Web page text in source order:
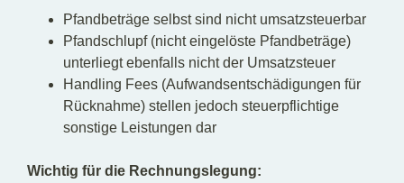
Pfandbeträge selbst sind nicht umsatzsteuerbar
Pfandschlupf (nicht eingelöste Pfandbeträge)
unterliegt ebenfalls nicht der Umsatzsteuer
Handling Fees (Aufwandsentschädigungen für
Rücknahme) stellen jedoch steuerpflichtige
sonstige Leistungen dar
Wichtig für die Rechnungslegung: